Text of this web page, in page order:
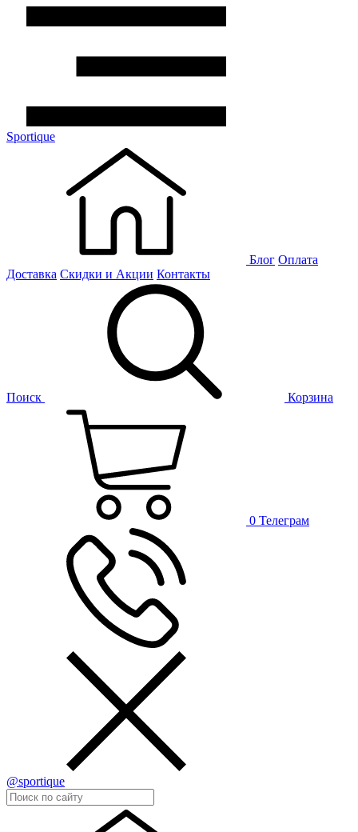
Sportique
Блог Оплата
Доставка Скидки и Акции Контакты
Поиск Корзина
0 Телеграм
@sportique